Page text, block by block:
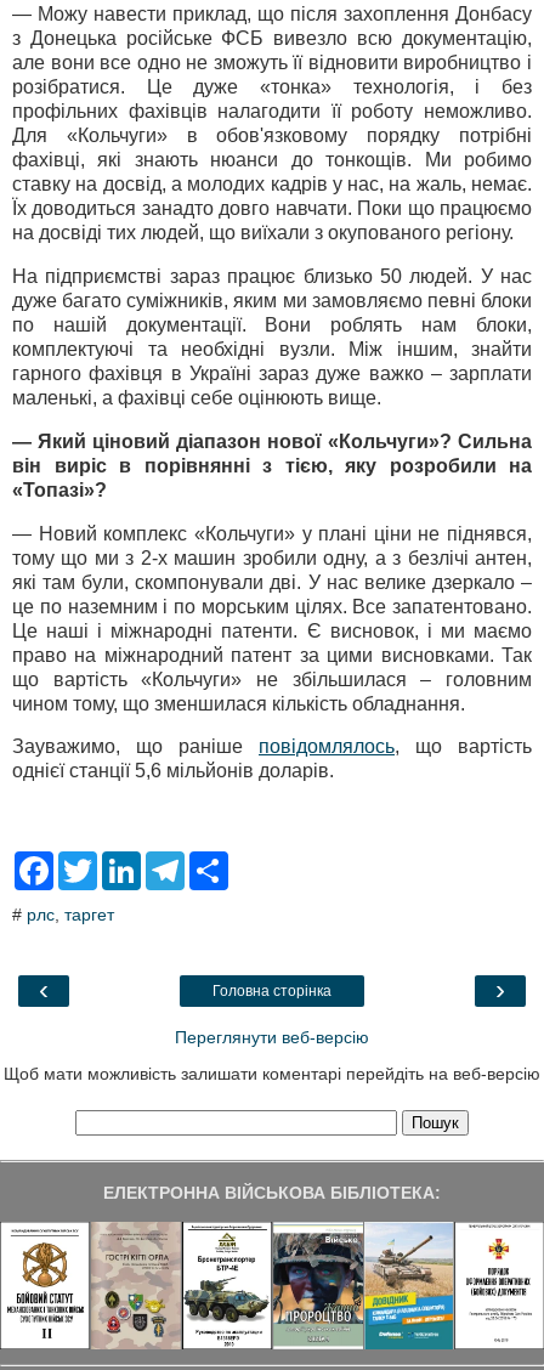
— Можу навести приклад, що після захоплення Донбасу
з Донецька російське ФСБ вивезло всю документацію,
але вони все одно не зможуть її відновити виробництво і
розібратися. Це дуже «тонка» технологія, і без
профільних фахівців налагодити її роботу неможливо.
Для «Кольчуги» в обов'язковому порядку потрібні
фахівці, які знають нюанси до тонкощів. Ми робимо
ставку на досвід, а молодих кадрів у нас, на жаль, немає.
Їх доводиться занадто довго навчати. Поки що працюємо
на досвіді тих людей, що виїхали з окупованого регіону.
На підприємстві зараз працює близько 50 людей. У нас
дуже багато суміжників, яким ми замовляємо певні блоки
по нашій документації. Вони роблять нам блоки,
комплектуючі та необхідні вузли. Між іншим, знайти
гарного фахівця в Україні зараз дуже важко – зарплати
маленькі, а фахівці себе оцінюють вище.
— Який ціновий діапазон нової «Кольчуги»? Сильна
він виріс в порівнянні з тією, яку розробили на
«Топазі»?
— Новий комплекс «Кольчуги» у плані ціни не піднявся,
тому що ми з 2-х машин зробили одну, а з безлічі антен,
які там були, скомпонували дві. У нас велике дзеркало –
це по наземним і по морським цілях. Все запатентовано.
Це наші і міжнародні патенти. Є висновок, і ми маємо
право на міжнародний патент за цими висновками. Так
що вартість «Кольчуги» не збільшилася – головним
чином тому, що зменшилася кількість обладнання.
Зауважимо, що раніше повідомлялось, що вартість
однієї станції 5,6 мільйонів доларів.
F
e
o
T
t
L
T
a
# рлс, таргет
‹ ›
Головна сторінка
Переглянути веб-версію
Щоб мати можливість залишати коментарі перейдіть на веб-версію
ЕЛЕКТРОННА ВІЙСЬКОВА БІБЛІОТЕКА: